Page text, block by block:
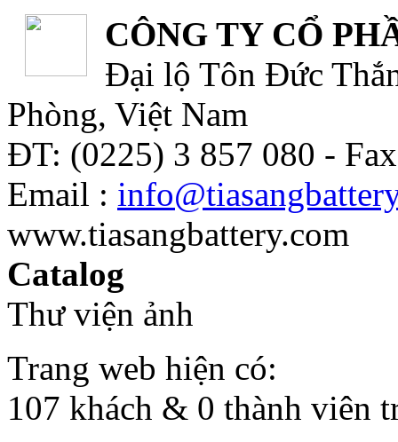
CÔNG TY CỔ
Đại lộ Tôn Đức
Phòng, Việt Nam
ĐT: (0225) 3 857 080 -
Email :
www.tiasangbattery.com
Catalog
Thư viện ảnh
Trang web hiện có:
107 khách & 0 thành viên